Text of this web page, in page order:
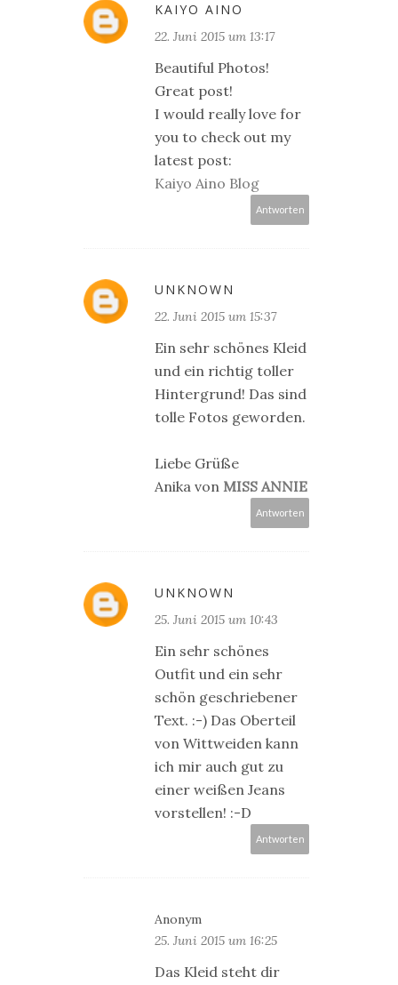
KAIYO AINO
22. Juni 2015 um 13:17
Beautiful Photos!
Great post!
I would really love for
you to check out my
latest post:
Kaiyo Aino Blog
Antworten
UNKNOWN
22. Juni 2015 um 15:37
Ein sehr schönes Kleid
und ein richtig toller
Hintergrund! Das sind
tolle Fotos geworden.
Liebe Grüße
Anika von MISS ANNIE
Antworten
UNKNOWN
25. Juni 2015 um 10:43
Ein sehr schönes
Outfit und ein sehr
schön geschriebener
Text. :-) Das Oberteil
von Wittweiden kann
ich mir auch gut zu
einer weißen Jeans
vorstellen! :-D
Antworten
Anonym
25. Juni 2015 um 16:25
Das Kleid steht dir